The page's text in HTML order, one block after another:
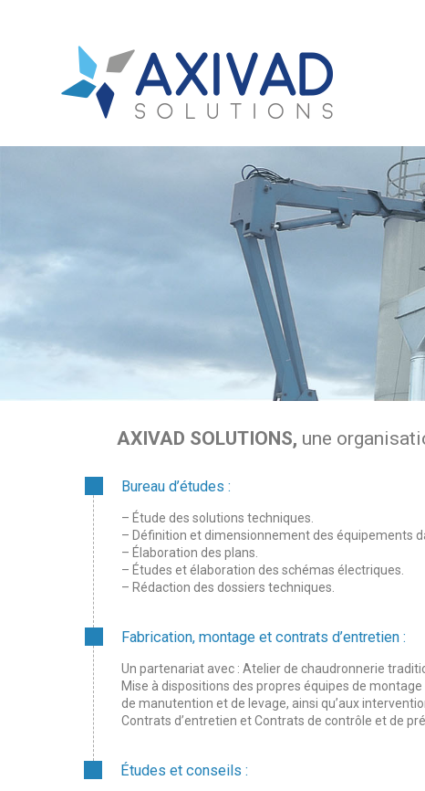
AXIVAD SOLUTIONS, une
Bureau d’études :
– Étude des solutions techniques.
– Définition et dimensionnement des équipements
– Élaboration des plans.
– Études et élaboration des schémas électriques.
– Rédaction des dossiers techniques.
Fabrication, montage et contrats d’entretien :
Un partenariat avec : Atelier de chaudronnerie
Mise à dispositions des propres équipes de
de manutention et de levage, ainsi qu’aux
Contrats d’entretien et Contrats de contrôle et de
Études et conseils :